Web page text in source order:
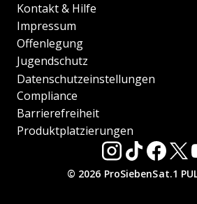
Kontakt & Hilfe
Impressum
Offenlegung
Jugendschutz
Datenschutzeinstellungen
Compliance
Barrierefreiheit
Produktplatzierungen
© 2026 ProSiebenSat.1